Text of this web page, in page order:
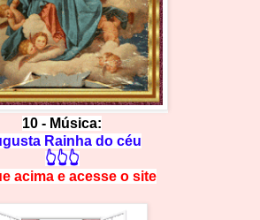
10 - Música:
Rainha do céu
👆👆👆
acima e acesse o site